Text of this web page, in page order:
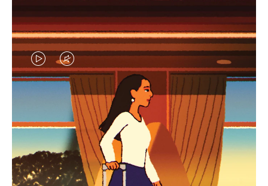
VIDEO
IS
PLAYED,
PLEASE
PRESS
TO
VIDEO
IS
MUTED,
PLEASE
PRESS
TO
엄선된 기프트 셀렉션
모든 여정의 완벽한 동반자 찾
기